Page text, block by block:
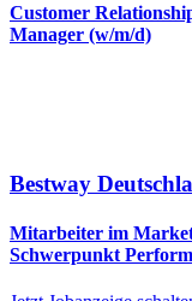
Customer
Manager (w/m/d)
Bestway
Mitarbeiter im
Schwerpunkt